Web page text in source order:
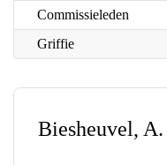
Commissieleden
Griffie
Biesheuvel, A.